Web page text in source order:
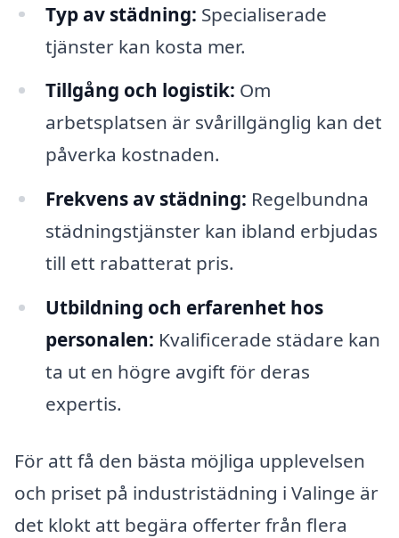
Typ av städning: Specialiserade
tjänster kan kosta mer.
Tillgång och logistik: Om
arbetsplatsen är svårillgänglig kan det
påverka kostnaden.
Frekvens av städning: Regelbundna
städningstjänster kan ibland erbjudas
till ett rabatterat pris.
Utbildning och erfarenhet hos
personalen: Kvalificerade städare kan
ta ut en högre avgift för deras
expertis.
För att få den bästa möjliga upplevelsen
och priset på industristädning i Valinge är
det klokt att begära offerter från flera